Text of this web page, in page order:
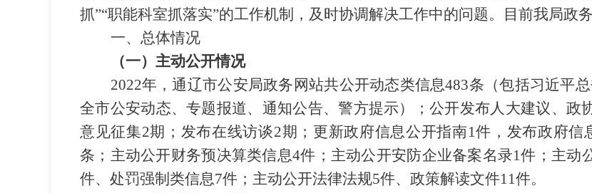
抓”“职能科室抓落实”的工作机制，及时协调解决工作中的问题。目前我局政
一、总体情况
（一）主动公开情况
2022年，通辽市公安局政务网站共公开动态类信息483条（包括习近平
全市公安动态、专题报道、通知公告、警方提示）；公开发布人大建议、政
意见征集2期；发布在线访谈2期；更新政府信息公开指南1件，发布政府
条；主动公开财务预决算类信息4件；主动公开安防企业备案名录1件；主动
件、处罚强制类信息7件；主动公开法律法规5件、政策解读文件11件。